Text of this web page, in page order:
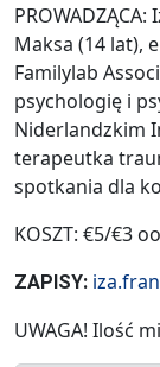
Maksa (14 lat),
Familylab
psychologię i
Niderlandzkim
terapeutka
spotkania dla
KOSZT: €5/€3
ZAPISY:
UWAGA! Ilość